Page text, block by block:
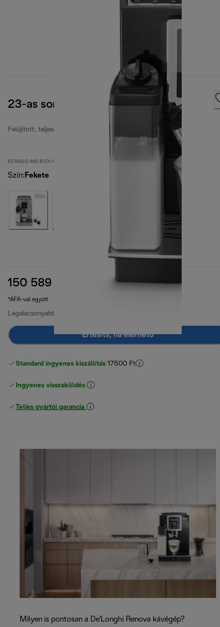
23-as sorozat
Felújított, teljesen automata kávéfőzők
ECAM23.460.B EX:4-second
Szín: Fekete
150 589 Ft eredeti ár 229 499 Ft
(-34%)
*ÁFA-val együtt
Legalacsonyabb ár az elmúlt 30 napban
Értesíts, ha elérhető
Standard ingyenes kiszállítás 17500 Ft
Ingyenes visszaküldés
Teljes gyártói garancia
Milyen is pontosan a De'Longhi Renova kávégép?